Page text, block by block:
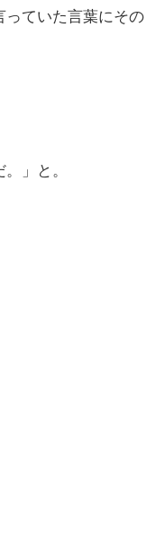
っていた言葉にその
」と。